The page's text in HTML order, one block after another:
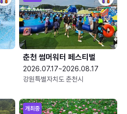
춘천 썸머워터 페스티벌
2026.07.17~2026.08.17
강원특별자치도 춘천시
개최중